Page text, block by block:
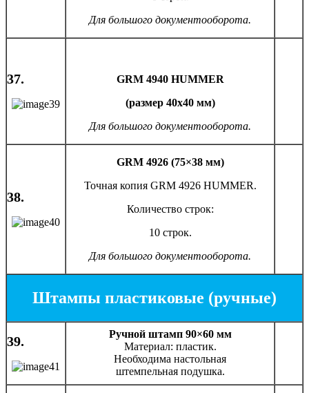
Для большого документооборота.
37. GRM4940 HUMMER
(размер 40х40 мм)
Для большого документооборота.
38.
GRM 4926 (75×38 мм)
Точная копия GRM 4926 HUMMER.
Количество строк:
10 строк.
Для большого документооборота.
Штампы пластиковые (ручные)
39.
Ручной штамп 90×60 мм
Материал: пластик.
Необходима настольная
штемпельная подушка.